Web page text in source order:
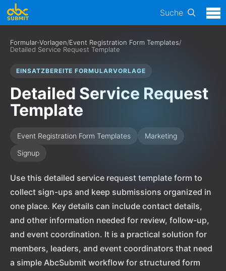
Suche
Formular-Vorlagen/Event Registration Form Templates/
Detailed Service Request Template
EINSATZBEREITE FORMULARVORLAGE
Detailed Service Request
Template
Event Registration Form Templates
Marketing
Signup
Use this detailed service request template form to
collect sign-ups and keep submissions organized in
one place. Key details can include contact details,
and other information needed for review, follow-up,
and event coordination. It is a practical solution for
members, leaders, and event coordinators that need
a simple AbcSubmit workflow for structured form